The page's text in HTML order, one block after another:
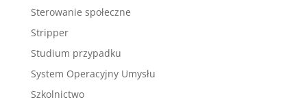
Sterowanie społeczne
Stripper
Studium przypadku
System Operacyjny Umysłu
Szkolnictwo